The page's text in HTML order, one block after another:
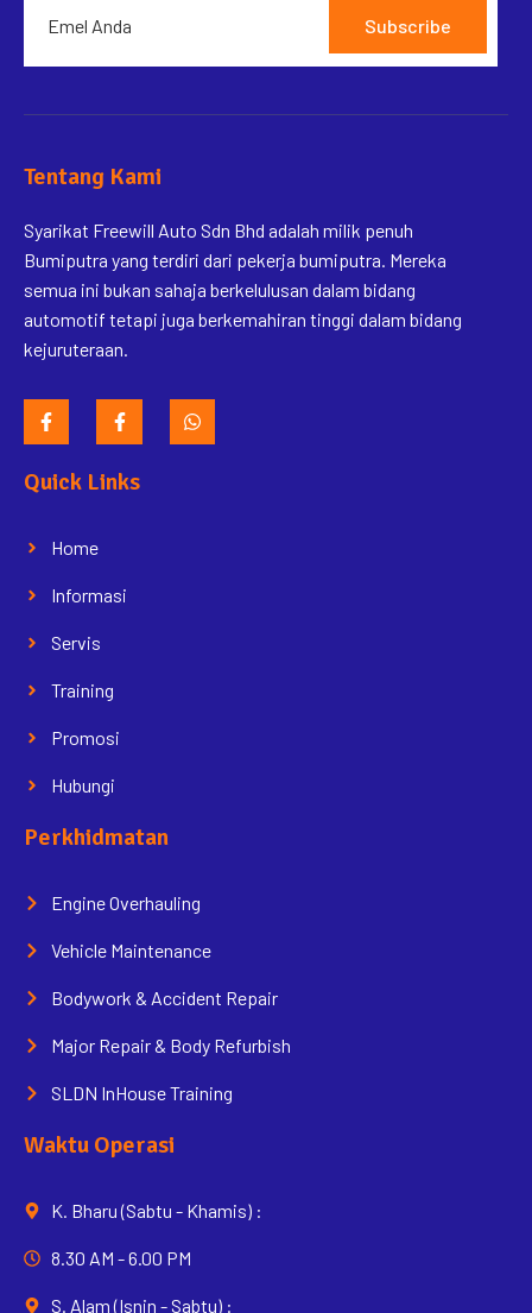
Subscribe
Tentang Kami
Syarikat Freewill Auto Sdn Bhd adalah milik penuh
Bumiputra yang terdiri dari pekerja bumiputra. Mereka
semua ini bukan sahaja berkelulusan dalam bidang
automotif tetapi juga berkemahiran tinggi dalam bidang
kejuruteraan.
Quick Links
Home
Informasi
Servis
Training
Promosi
Hubungi
Perkhidmatan
Engine Overhauling
Vehicle Maintenance
Bodywork & Accident Repair
Major Repair & Body Refurbish
SLDN InHouse Training
Waktu Operasi
K. Bharu (Sabtu - Khamis) :
8.30 AM - 6.00 PM
S. Alam (Isnin - Sabtu) :